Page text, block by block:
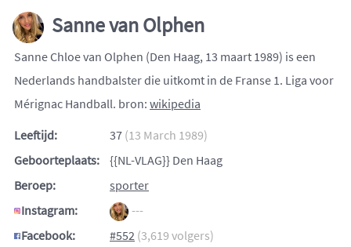
Sanne van Olphen
Sanne Chloe van Olphen (Den Haag, 13 maart 1989) is een
Nederlands handbalster die uitkomt in de Franse 1. Liga voor
Mérignac Handball. bron: wikipedia
Leeftijd:
37 (13 March 1989)
Geboorteplaats:
{{NL-VLAG}} Den Haag
Beroep:
sporter
Instagram:
---
Facebook:
#552 (3,619 volgers)